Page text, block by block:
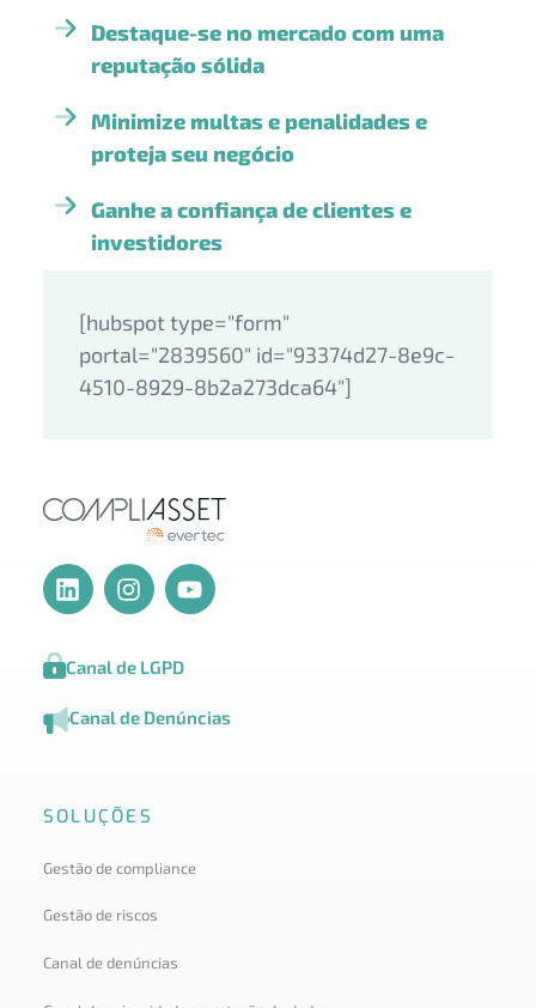
Destaque-se no mercado com uma
reputação sólida
Minimize multas e penalidades e
proteja seu negócio
Ganhe a confiança de clientes e
investidores
[hubspot type="form"
portal="2839560" id="93374d27-8e9c-
4510-8929-8b2a273dca64"]
Canal de LGPD
Canal de Denúncias
SOLUÇÕES
Gestão de compliance
Gestão de riscos
Canal de denúncias